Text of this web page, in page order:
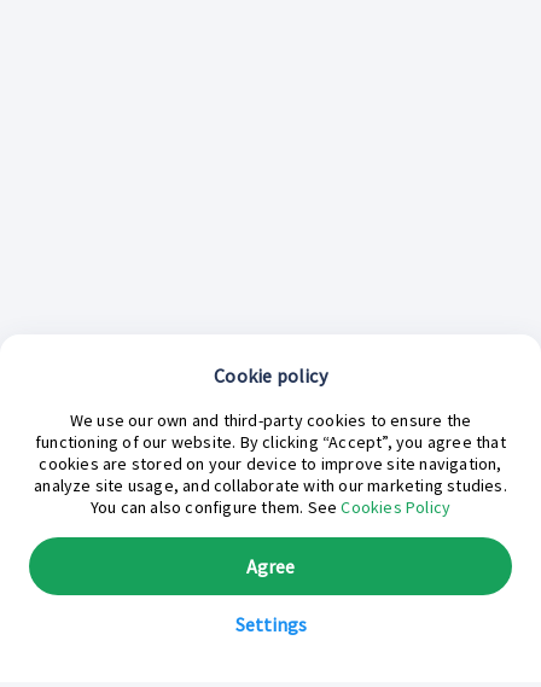
¿En qué podemos ayudarte hoy?
Cookie policy
We use our own and third-party cookies to ensure the
functioning of our website. By clicking “Accept”, you agree that
cookies are stored on your device to improve site navigation,
analyze site usage, and collaborate with our marketing studies.
You can also configure them. SeeCookies Policy
Settings
Agree